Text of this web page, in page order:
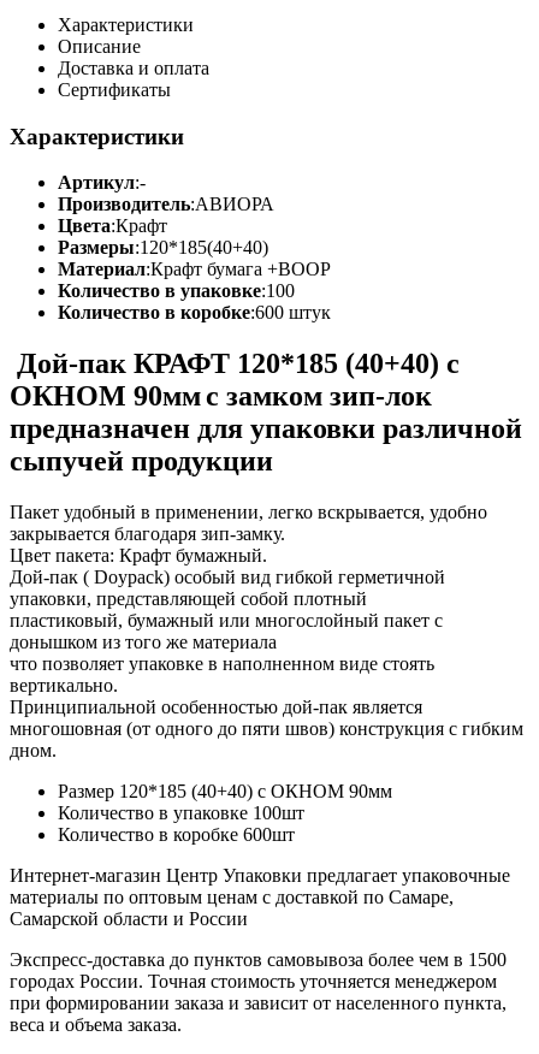
Характеристики
Описание
Доставка и оплата
Сертификаты
Характеристики
Артикул:-
Производитель:АВИОРА
Цвета:Крафт
Размеры:120*185(40+40)
Материал:Крафт бумага +ВООР
Количество в упаковке:100
Количество в коробке:600 штук
Дой-пак КРАФТ 120*185 (40+40) с
ОКНОМ 90ммс замком зип-лок
предназначен для упаковки различной
сыпучей продукции
Пакет удобный в применении, легко вскрывается, удобно
закрывается благодаря зип-замку.
Цвет пакета: Крафт бумажный.
Дой-пак ( Doypack) особый вид гибкой герметичной
упаковки, представляющей собой плотный
пластиковый, бумажный или многослойный пакет с
донышком из того же материала
что позволяет упаковке в наполненном виде стоять
вертикально.
Принципиальной особенностью дой-пак является
многошовная (от одного до пяти швов) конструкция с гибким
дном.
Размер 120*185 (40+40) с ОКНОМ 90мм
Количество в упаковке 100шт
Количество в коробке 600шт
Интернет-магазин Центр Упаковки предлагает упаковочные
материалы по оптовым ценам с доставкой по Самаре,
Самарской области и России
Экспресс-доставка до пунктов самовывоза более чем в 1500
городах России. Точная стоимость уточняется менеджером
при формировании заказа и зависит от населенного пункта,
веса и объема заказа.